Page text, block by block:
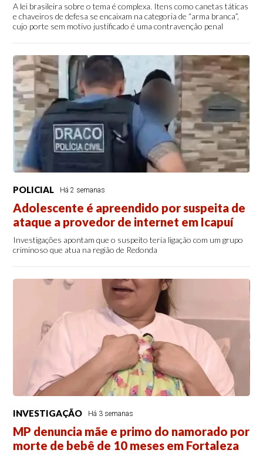
A lei brasileira sobre o tema é complexa. Itens como canetas táticas
e chaveiros de defesa se encaixam na categoria de “arma branca”,
cujo porte sem motivo justificado é uma contravenção penal
POLICIAL Há 2 semanas
Adolescente é apreendido por suspeita de
ataque a provedor de internet em Icapuí
Investigações apontam que o suspeito teria ligação com um grupo
criminoso que atua na região de Redonda
INVESTIGAÇÃO Há 3 semanas
MP denuncia mãe e primo do namorado por
morte de bebê de 10 meses em Fortaleza